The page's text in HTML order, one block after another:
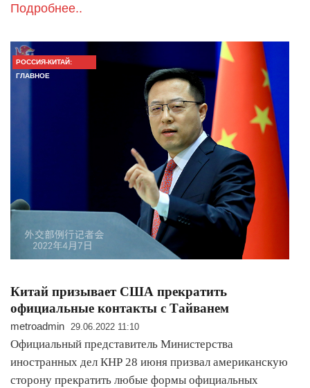
Подробнее..
РОССИЯ-КИТАЙ:
ГЛАВНОЕ
​Китай призывает США прекратить
официальные контакты с Тайванем
metroadmin 29.06.2022 11:10
Официальный представитель Министерства
иностранных дел КНР 28 июня призвал американскую
сторону прекратить любые формы официальных